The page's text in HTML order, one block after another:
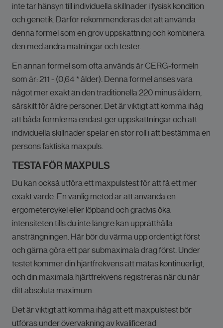
inte tar hänsyn till individuella skillnader i fysisk kondition
och genetik. Därför rekommenderas det att använda
denna formel som en grov uppskattning och kombinera
den med andra mätningar och tester.
En annan formel som ofta används är CERG-formeln
som är: 211 - (0,64 * ålder). Denna formel anses vara
något mer exakt än den traditionella 220 minus åldern,
särskilt för äldre personer. Det är viktigt att komma ihåg
att båda formlerna endast ger uppskattningar och att
individuella skillnader spelar en stor roll i att bestämma en
persons faktiska maxpuls.
TESTA FÖR MAXPULS
Du kan också utföra ett maxpulstest för att få ett mer
exakt värde. En vanlig metod är att använda en
ergometercykel eller löpband och gradvis öka
intensiteten tills du inte längre kan upprätthålla
ansträngningen. Här bör du värma upp ordentligt först
och gärna göra ett par submaximala drag först. Under
testet kommer din hjärtfrekvens att mätas kontinuerligt,
och din maximala hjärtfrekvens registreras när du når
ditt absoluta maximum.
Det är viktigt att komma ihåg att ett maxpulstest bör
utföras under övervakning av kvalificerad